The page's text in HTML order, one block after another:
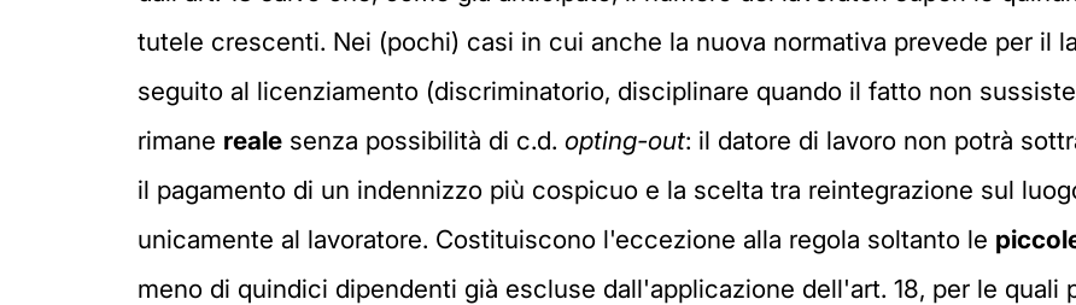
tutele crescenti. Nei (pochi) casi in cui anche la nuova normativa prevede per il
seguito al licenziamento (discriminatorio, disciplinare quando il fatto non
rimane reale senza possibilità di c.d. opting-out: il datore di lavoro non potrà
il pagamento di un indennizzo più cospicuo e la scelta tra reintegrazione sul
unicamente al lavoratore. Costituiscono l'eccezione alla regola soltanto le
meno di quindici dipendenti già escluse dall'applicazione dell'art. 18, per le quali